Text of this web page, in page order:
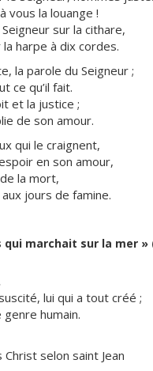
vous la louange !
sur la cithare,
harpe à dix cordes.
la parole du Seigneur ;
ce qu’il fait.
et la justice ;
de son amour.
qui le craignent,
en son amour,
la mort,
jours de famine.
qui marchait sur la mer »
lui qui a tout créé ;
humain.
Christ selon saint Jean